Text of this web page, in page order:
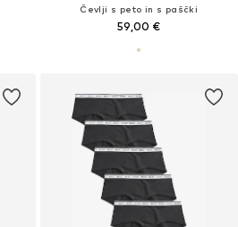
Čevlji s peto in s paščki
59,00 €